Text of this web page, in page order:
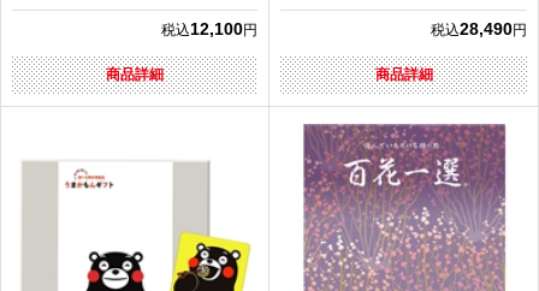
税込12,100円
商品詳細
税込28,490円
商品詳細